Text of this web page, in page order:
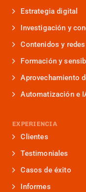
Estrategia digital
Investigación y
Contenidos y
Formación y
Aprovechamiento
Automatización e
EXPERIENCIA
Clientes
Testimoniales
Casos de éxito
Informes